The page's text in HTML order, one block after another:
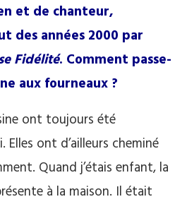
et de chanteur,
des années 2000 par
Fidélité. Comment passe-
aux fourneaux ?
ont toujours été
Elles ont d’ailleurs cheminé
Quand j’étais enfant, la
à la maison. Il était